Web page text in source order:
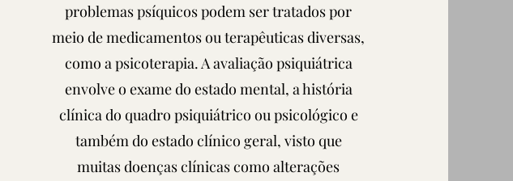
problemas psíquicos podem ser tratados por
meio de medicamentos ou terapêuticas diversas,
como a psicoterapia. A avaliação psiquiátrica
envolve o exame do estado mental, a história
clínica do quadro psiquiátrico ou psicológico e
também do estado clínico geral, visto que
muitas doenças clínicas como alterações